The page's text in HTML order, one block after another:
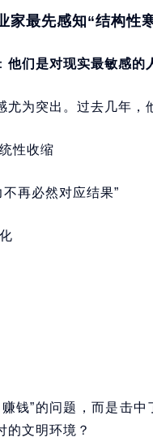
家最先感知“结构性
他们是对现实最敏感的
尤为突出。过去几年，
性收缩
不再必然对应结果”
钱”的问题，而是击
的文明环境？